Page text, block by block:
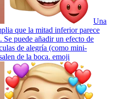
Una
que la mitad inferior parece
puede añadir un efecto de
de alegría (como mini-
de la boca. emoji